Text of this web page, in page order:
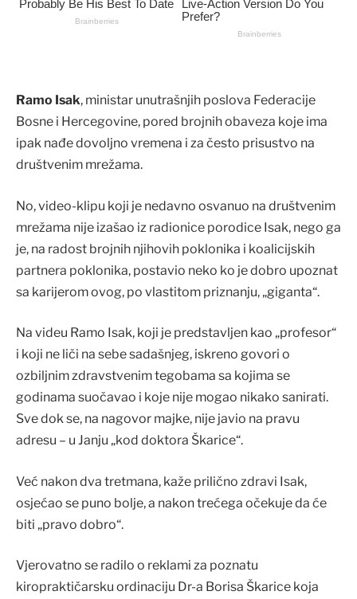
Ramo Isak, ministar unutrašnjih poslova Federacije
Bosne i Hercegovine, pored brojnih obaveza koje ima
ipak nađe dovoljno vremena i za često prisustvo na
društvenim mrežama.
No, video-klipu koji je nedavno osvanuo na društvenim
mrežama nije izašao iz radionice porodice Isak, nego ga
je, na radost brojnih njihovih poklonika i koalicijskih
partnera poklonika, postavio neko ko je dobro upoznat
sa karijerom ovog, po vlastitom priznanju, „giganta“.
Na videu Ramo Isak, koji je predstavljen kao „profesor“
i koji ne liči na sebe sadašnjeg, iskreno govori o
ozbiljnim zdravstvenim tegobama sa kojima se
godinama suočavao i koje nije mogao nikako sanirati.
Sve dok se, na nagovor majke, nije javio na pravu
adresu – u Janju „kod doktora Škarice“.
Već nakon dva tretmana, kaže prilično zdravi Isak,
osjećao se puno bolje, a nakon trećega očekuje da će
biti „pravo dobro“.
Vjerovatno se radilo o reklami za poznatu
kiropraktičarsku ordinaciju Dr-a Borisa Škarice koja